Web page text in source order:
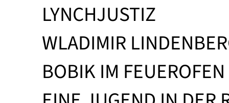
LYNCHJUSTIZ
WLADIMIR
BOBIK IM FEUEROFEN